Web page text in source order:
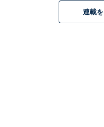
9位
連載